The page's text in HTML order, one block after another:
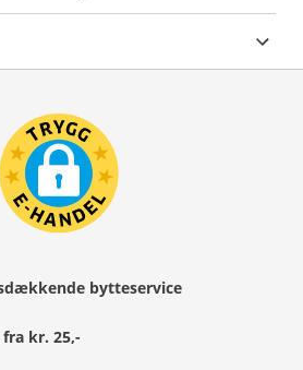
bytteservice
kr. 25,-